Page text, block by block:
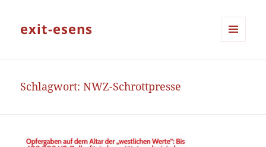
exit-esens
Schlagwort:NWZ-Schrottpresse